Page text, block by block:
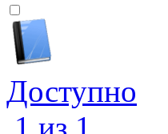
Доступно
1 из 1